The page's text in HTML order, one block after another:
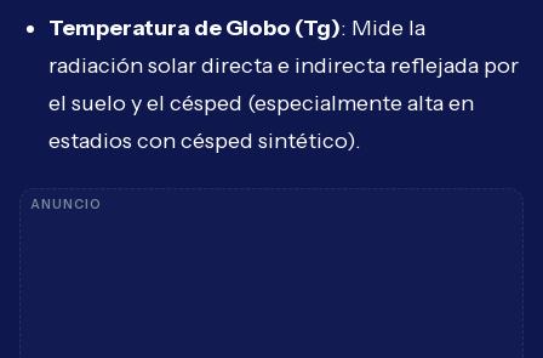
Temperatura de Globo (Tg): Mide la
radiación solar directa e indirecta reflejada por
el suelo y el césped (especialmente alta en
estadios con césped sintético).